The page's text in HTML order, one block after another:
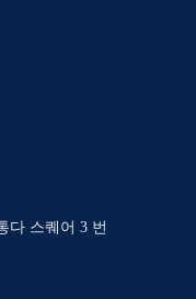
다 스퀘어 3 번